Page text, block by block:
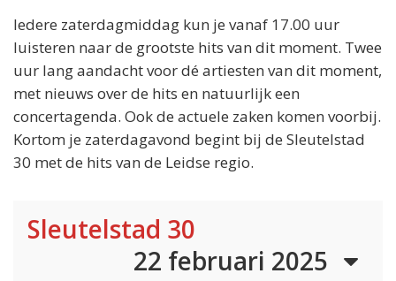
Iedere zaterdagmiddag kun je vanaf 17.00 uur
luisteren naar de grootste hits van dit moment. Twee
uur lang aandacht voor dé artiesten van dit moment,
met nieuws over de hits en natuurlijk een
concertagenda. Ook de actuele zaken komen voorbij.
Kortom je zaterdagavond begint bij de Sleutelstad
30 met de hits van de Leidse regio.
Sleutelstad 30
22 februari 2025